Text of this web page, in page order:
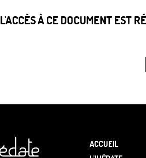
L'ACCÈS À CE DOCUMENT EST
ACCUEIL